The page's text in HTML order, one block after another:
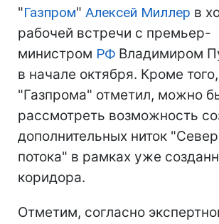
"Газпром" Алексей Миллер в
рабочей встречи с премьер-
министром РФ Владимиром
в начале октября. Кроме
"Газпрома" отметил, можно
рассмотреть возможность
дополнительных ниток
потока" в рамках уже
коридора.
Отметим, согласно